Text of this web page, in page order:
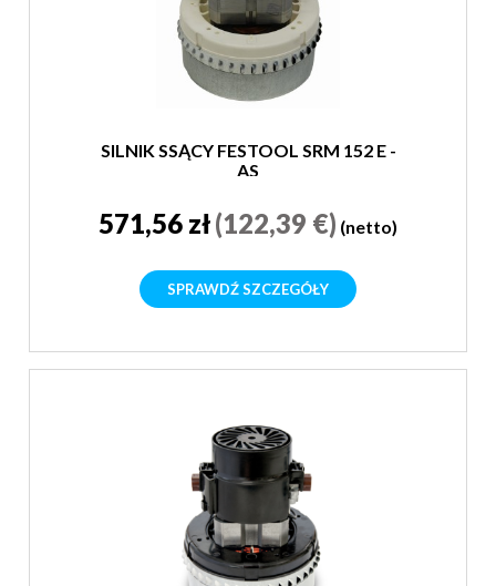
SILNIK SSĄCY FESTOOL SRM 152 E -
AS
571,56 zł(122,39 €) (netto)
SPRAWDŹ SZCZEGÓŁY